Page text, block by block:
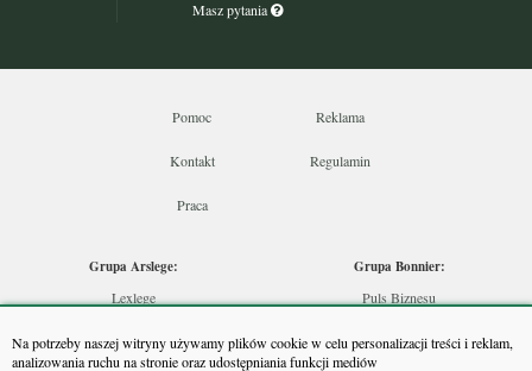
Na potrzeby naszej witryny używamy plików cookie w celu personalizacji treści i reklam,
analizowania ruchu na stronie oraz udostępniania funkcji mediów
Masz pytania
Pomoc Reklama
Kontakt Regulamin
Praca
Grupa Arslege:
Lexlege
Skarbowcy
Grupa Bonnier:
Puls Biznesu
Puls Medycyny